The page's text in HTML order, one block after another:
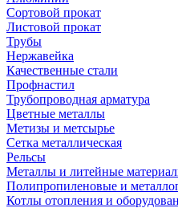
Сортовой прокат
Листовой прокат
Трубы
Нержавейка
Качественные стали
Профнастил
Трубопроводная арматура
Цветные металлы
Метизы и метсырье
Сетка металлическая
Рельсы
Металлы и литейные
Полипропиленовые и
Котлы отопления и